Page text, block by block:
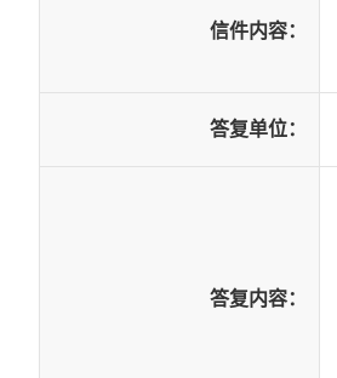
信件内容：
答复单位：
答复内容：